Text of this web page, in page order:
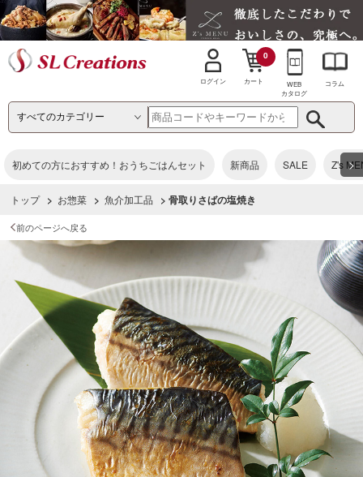
ログイン カート
0
WEB
カタログ
コラム
初めての方におすすめ！おうちごはんセット 新商品 SALE Z's >
トップ > お惣菜 > 魚介加工品 > 骨取りさばの塩焼き
前のページへ戻る